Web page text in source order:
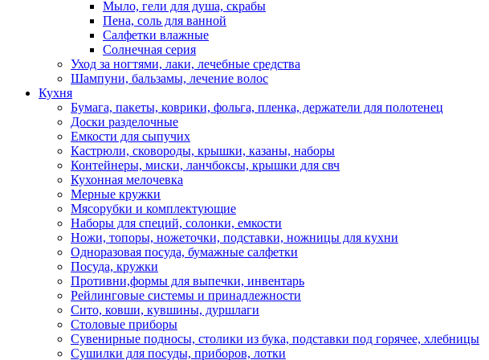
Мыло, гели для душа, скрабы
Пена, соль для ванной
Салфетки влажные
Солнечная серия
Уход за ногтями, лаки, лечебные средства
Шампуни, бальзамы, лечение волос
Кухня
Бумага, пакеты, коврики, фольга, пленка, держатели для полотенец
Доски разделочные
Емкости для сыпучих
Кастрюли, сковороды, крышки, казаны, наборы
Контейнеры, миски, ланчбоксы, крышки для свч
Кухонная мелочевка
Мерные кружки
Мясорубки и комплектующие
Наборы для специй, солонки, емкости
Ножи, топоры, ножеточки, подставки, ножницы для кухни
Одноразовая посуда, бумажные салфетки
Посуда, кружки
Противни,формы для выпечки, инвентарь
Рейлинговые системы и принадлежности
Сито, ковши, кувшины, дуршлаги
Столовые приборы
Сувенирные подносы, столики из бука, подставки под горячее, хлебницы
Сушилки для посуды, приборов, лотки